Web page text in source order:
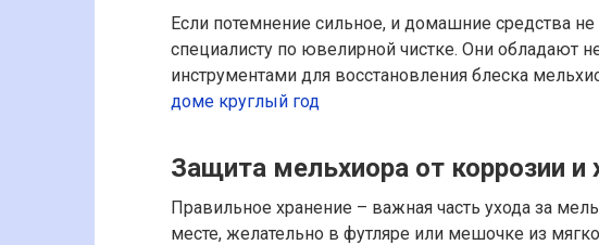
Если потемнение сильное, и домашние средства
специалисту по ювелирной чистке. Они обладают
инструментами для восстановления блеска
доме круглый год
Защита мельхиора от коррозии и
Правильное хранение – важная часть ухода за
месте, желательно в футляре или мешочке из